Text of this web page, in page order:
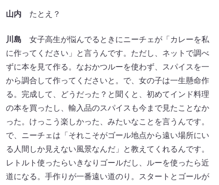
山内 たとえ？
川島 女子高生が悩んでるときにニーチェが「カレーを私
に作ってください」と言うんです。ただし、ネットで調べ
ずに本を見て作る。なおかつルーを使わず、スパイスを一
から調合して作ってくださいと。で、女の子は一生懸命作
る。完成して、どうだった？と聞くと、初めてインド料理
の本を買ったし、輸入品のスパイスも今まで見たことなか
った。けっこう楽しかった、みたいなことを言うんです。
で、ニーチェは「それこそがゴール地点から遠い場所にい
る人間しか見えない風景なんだ」と教えてくれるんです。
レトルト使ったらいきなりゴールだし、ルーを使ったら近
道になる。手作りが一番遠い道のり。スタートとゴールが